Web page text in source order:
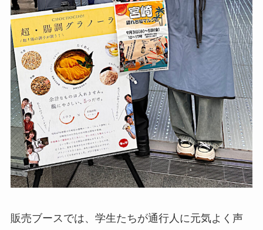
販売ブースでは、学生たちが通行人に元気よく声